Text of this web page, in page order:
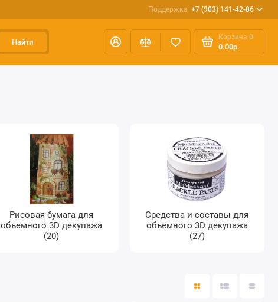
Поддержка +7 (903) 141-42-86
Найти
Корзина 0
0.00р.
Рисовая бумага для
объемного 3D декупажа
(20)
Средства и составы для
объемного 3D декупажа
(27)